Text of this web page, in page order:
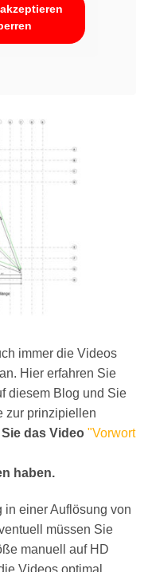
immer die Videos
an. Hier erfahren Sie
diesem Blog und Sie
zur prinzipiellen
das Video "Vorwort
haben.
einer Auflösung von
müssen Sie
manuell auf HD
Videos optimal.